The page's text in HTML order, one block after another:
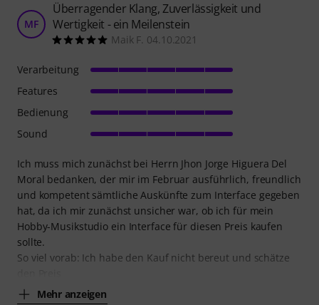
MF
Überragender Klang, Zuverlässigkeit und
Wertigkeit - ein Meilenstein
Maik F. 04.10.2021
Ich muss mich zunächst bei Herrn Jhon Jorge Higuera Del
Moral bedanken, der mir im Februar ausführlich, freundlich
und kompetent sämtliche Auskünfte zum Interface gegeben
hat, da ich mir zunächst unsicher war, ob ich für mein
Hobby-Musikstudio ein Interface für diesen Preis kaufen
sollte.
So viel vorab: Ich habe den Kauf nicht bereut und schätze
Mehr anzeigen
Verarbeitung
Features
Bedienung
Sound